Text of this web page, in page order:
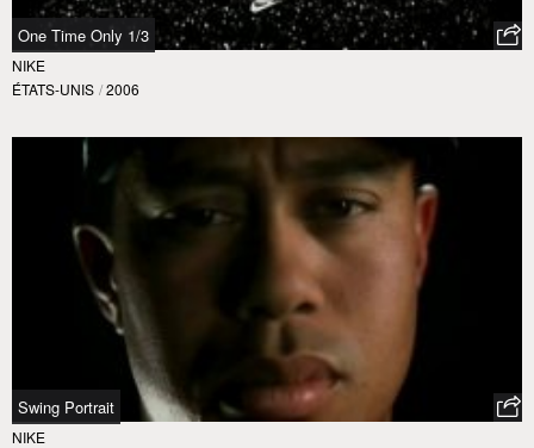
One Time Only 1/3
NIKE
ÉTATS-UNIS / 2006
Swing Portrait
NIKE